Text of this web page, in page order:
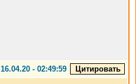
16.04.20 - 02:49:59